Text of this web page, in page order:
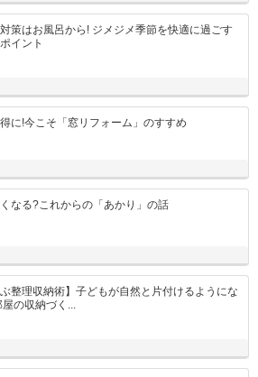
策はお風呂から! ジメジメ季節を快適に過ごす
イント
に!今こそ「窓リフォーム」のすすめ
なる?これからの「あかり」の話
ぶ整理収納術】子どもが自然と片付けるようにな
の収納づく...